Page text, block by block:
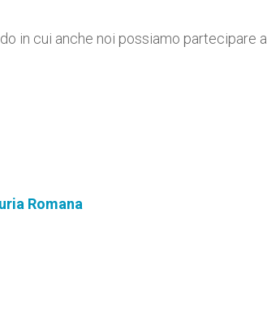
in cui anche noi possiamo partecipare al
Romana